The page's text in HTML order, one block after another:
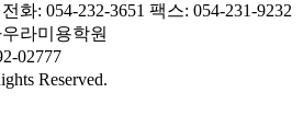
: 054-232-3651 팩스: 054-231-9232
라미용학원
02777
Reserved.